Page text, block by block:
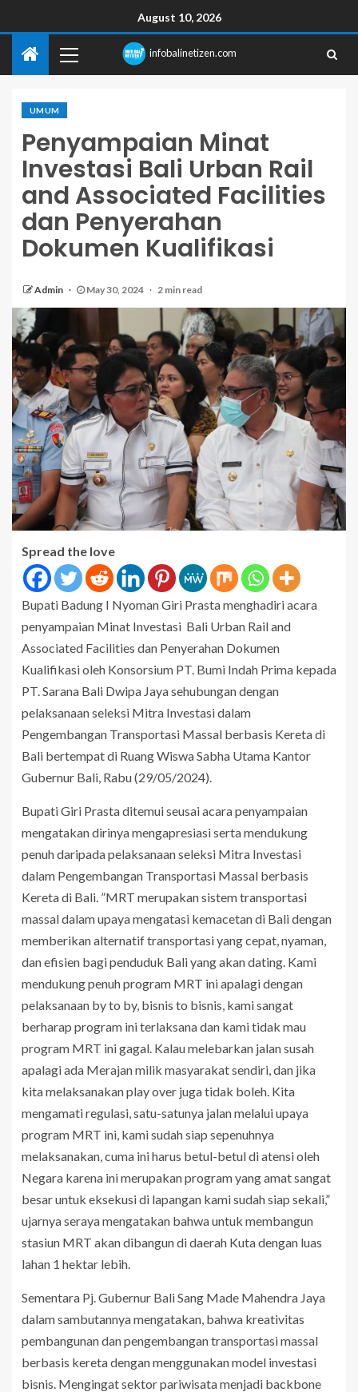
August 10, 2026
infobalinetizen.com
UMUM
Penyampaian Minat
Investasi Bali Urban Rail
and Associated Facilities
dan Penyerahan
Dokumen Kualifikasi
Admin May 30, 2024 2 min read
Spread the love
Bupati Badung I Nyoman Giri Prasta menghadiri acara
penyampaian Minat Investasi Bali Urban Rail and
Associated Facilities dan Penyerahan Dokumen
Kualifikasi oleh Konsorsium PT. Bumi Indah Prima kepada
PT. Sarana Bali Dwipa Jaya sehubungan dengan
pelaksanaan seleksi Mitra Investasi dalam
Pengembangan Transportasi Massal berbasis Kereta di
Bali bertempat di Ruang Wiswa Sabha Utama Kantor
Gubernur Bali, Rabu (29/05/2024).
Bupati Giri Prasta ditemui seusai acara penyampaian
mengatakan dirinya mengapresiasi serta mendukung
penuh daripada pelaksanaan seleksi Mitra Investasi
dalam Pengembangan Transportasi Massal berbasis
Kereta di Bali. ”MRT merupakan sistem transportasi
massal dalam upaya mengatasi kemacetan di Bali dengan
memberikan alternatif transportasi yang cepat, nyaman,
dan efisien bagi penduduk Bali yang akan dating. Kami
mendukung penuh program MRT ini apalagi dengan
pelaksanaan by to by, bisnis to bisnis, kami sangat
berharap program ini terlaksana dan kami tidak mau
program MRT ini gagal. Kalau melebarkan jalan susah
apalagi ada Merajan milik masyarakat sendiri, dan jika
kita melaksanakan play over juga tidak boleh. Kita
mengamati regulasi, satu-satunya jalan melalui upaya
program MRT ini, kami sudah siap sepenuhnya
melaksanakan, cuma ini harus betul-betul di atensi oleh
Negara karena ini merupakan program yang amat sangat
besar untuk eksekusi di lapangan kami sudah siap sekali,”
ujarnya seraya mengatakan bahwa untuk membangun
stasiun MRT akan dibangun di daerah Kuta dengan luas
lahan 1 hektar lebih.
Sementara Pj. Gubernur Bali Sang Made Mahendra Jaya
dalam sambutannya mengatakan, bahwa kreativitas
pembangunan dan pengembangan transportasi massal
berbasis kereta dengan menggunakan model investasi
bisnis. Mengingat sektor pariwisata menjadi backbone